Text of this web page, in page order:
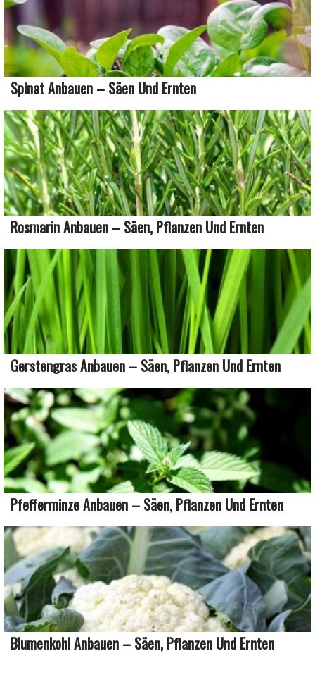
Spinat Anbauen – Säen Und Ernten
Rosmarin Anbauen – Säen, Pflanzen Und Ernten
Gerstengras Anbauen – Säen, Pflanzen Und Ernten
Pfefferminze Anbauen – Säen, Pflanzen Und Ernten
Blumenkohl Anbauen – Säen, Pflanzen Und Ernten